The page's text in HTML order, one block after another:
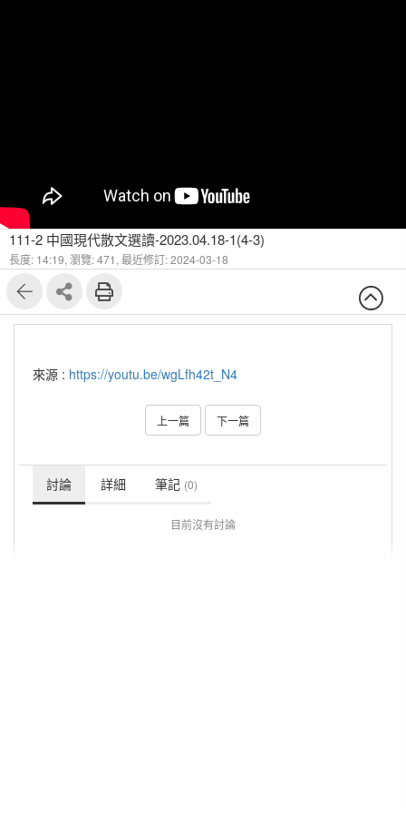
111-2 中國現代散文選讀-2023.04.18-1(4-3)
長度: 14:19, 瀏覽: 471, 最近修訂: 2024-03-18
來源 : https://youtu.be/wgLfh42t_N4
上一篇 下一篇
討論 詳細 筆記 (0)
目前沒有討論